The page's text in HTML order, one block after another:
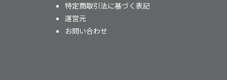
特定商取引法に基づく表記
運営元
お問い合わせ